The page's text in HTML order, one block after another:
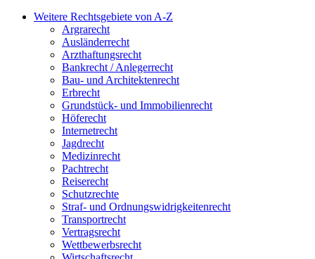
Weitere Rechtsgebiete von A-Z
Argrarecht
Ausländerrecht
Arzthaftungsrecht
Bankrecht / Anlegerrecht
Bau- und Architektenrecht
Erbrecht
Grundstück- und Immobilienrecht
Höferecht
Internetrecht
Jagdrecht
Medizinrecht
Pachtrecht
Reiserecht
Schutzrechte
Straf- und Ordnungswidrigkeitenrecht
Transportrecht
Vertragsrecht
Wettbewerbsrecht